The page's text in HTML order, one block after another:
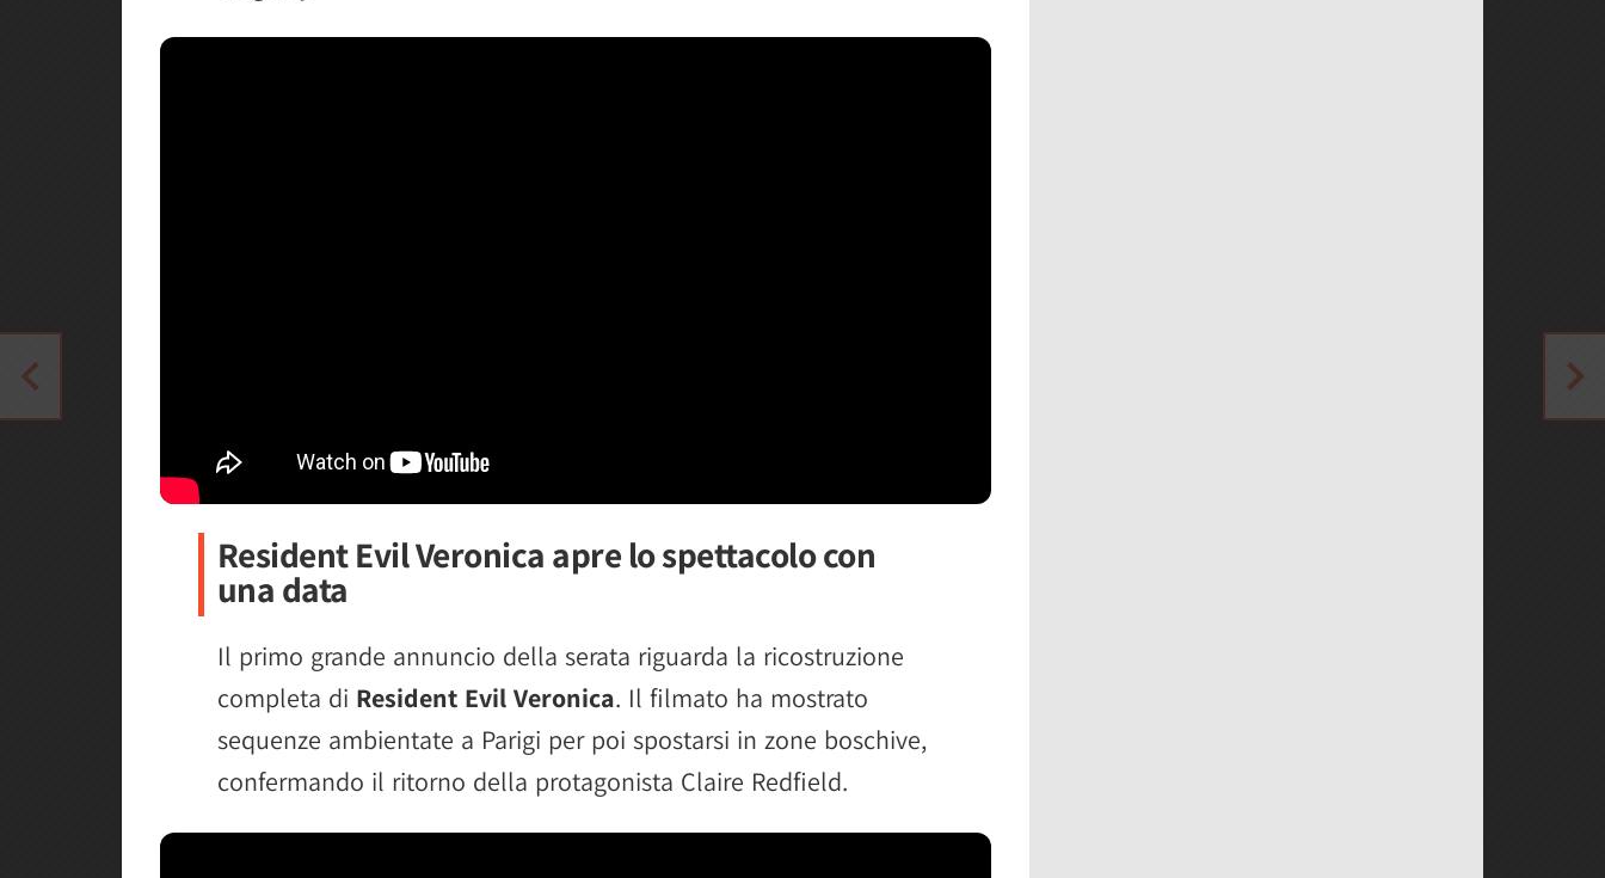
Maverick Games svela la componente narrativa di Clutch
Resident Evil Veronica apre lo spettacolo con
una data
Il primo grande annuncio della serata riguarda la ricostruzione
completa di Resident Evil Veronica. Il filmato ha mostrato
sequenze ambientate a Parigi per poi spostarsi in zone boschive,
confermando il ritorno della protagonista Claire Redfield.